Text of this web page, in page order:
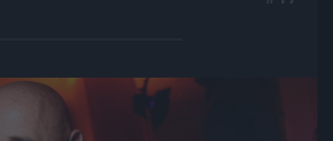
Jön még kép!